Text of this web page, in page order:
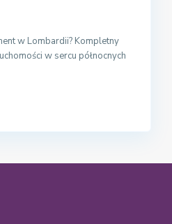
w Lombardii? Kompletny
w sercu północnych